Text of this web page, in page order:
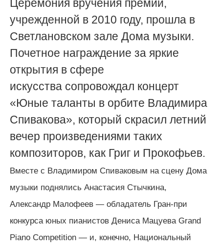
Церемония вручения премии,
учрежденной в 2010 году, прошла в
Светлановском зале Дома музыки.
Почетное награждение за яркие
открытия в сфере
искусства сопровождал концерт
«Юные таланты в орбите Владимира
Спивакова», который скрасил летний
вечер произведениями таких
композиторов, как Григ и Прокофьев.
Вместе с Владимиром Спиваковым на сцену Дома
музыки поднялись Анастасия Стычкина,
Александр Малофеев — обладатель Гран-при
конкурса юных пианистов Дениса Мацуева Grand
Piano Competition — и, конечно, Национальный